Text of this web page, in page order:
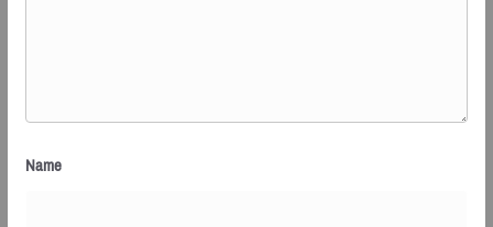
Name